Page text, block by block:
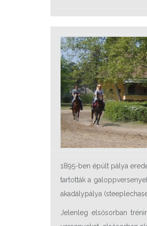
1895-ben épült pálya
tartották a
akadálypálya
Jelenleg elsősorban